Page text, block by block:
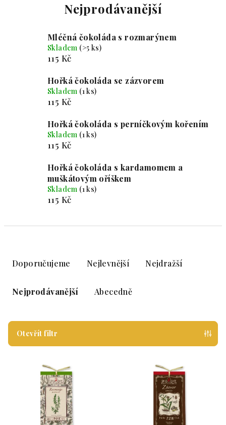
Nejprodávanější
Mléčná čokoláda s rozmarýnem
Skladem (>5 ks)
115 Kč
Hořká čokoláda se zázvorem
Skladem (1 ks)
115 Kč
Hořká čokoláda s perníčkovým kořením
Skladem (1 ks)
115 Kč
Hořká čokoláda s kardamomem a
muškátovým oříškem
Skladem (1 ks)
115 Kč
Doporučujeme Nejlevnější Nejdražší
Nejprodávanější Abecedně
Otevřít filtr
Výpis produktů